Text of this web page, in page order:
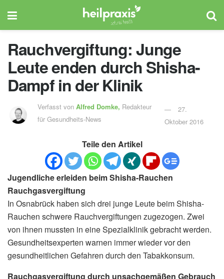
Rauchvergiftung: Junge
Leute enden durch Shisha-
Dampf in der Klinik
Verfasst vonAlfred Domke, Redakteur
für Gesundheits-News
27.
Oktober 2016
Teile den Artikel
Jugendliche erleiden beim Shisha-Rauchen
Rauchgasvergiftung
In Osnabrück haben sich drei junge Leute beim Shisha-
Rauchen schwere Rauchvergiftungen zugezogen. Zwei
von ihnen mussten in eine Spezialklinik gebracht werden.
Gesundheitsexperten warnen immer wieder vor den
gesundheitlichen Gefahren durch den Tabakkonsum.
Rauchgasvergiftung durch unsachgemäßen Gebrauch